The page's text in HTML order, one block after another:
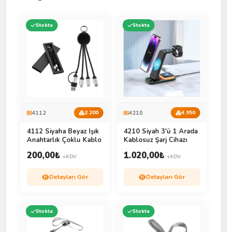
Stokta
4112 2.200
4112 Siyaha Beyaz Işık
Anahtarlık Çoklu Kablo
200,00₺ +KDV
Detayları Gör
Stokta
4210 4.950
4210 Siyah 3'ü 1 Arada
Kablosuz Şarj Cihazı
1.020,00₺ +KDV
Detayları Gör
Stokta Stokta